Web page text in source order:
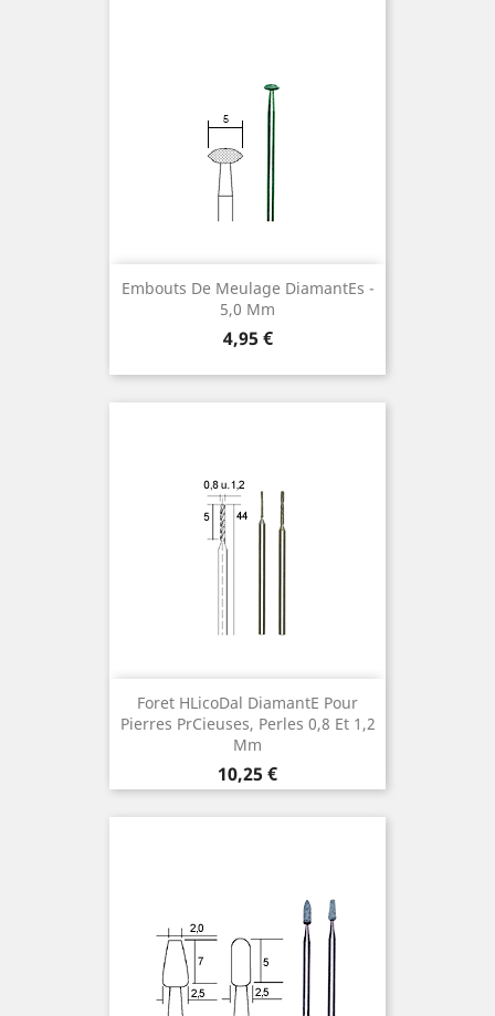
Embouts De Meulage Diamantes ¯
5,0 Mm
Preis
4,95 €
Foret Hlicodal Diamante Pour
Pierres Prcieuses, Perles 0,8 Et 1,2
Mm
Preis
10,25 €